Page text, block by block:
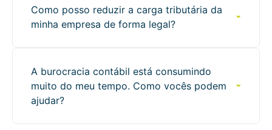
Como posso reduzir a carga tributária da
minha empresa de forma legal?
A burocracia contábil está consumindo
muito do meu tempo. Como vocês podem
ajudar?